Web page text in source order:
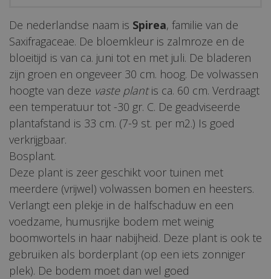
De nederlandse naam is Spirea, familie van de
Saxifragaceae. De bloemkleur is zalmroze en de
bloeitijd is van ca. juni tot en met juli. De bladeren
zijn groen en ongeveer 30 cm. hoog. De volwassen
hoogte van deze vaste plantis ca. 60 cm. Verdraagt
een temperatuur tot -30 gr. C. De geadviseerde
plantafstand is 33 cm. (7-9 st. per m2.) Is goed
verkrijgbaar.
Bosplant.
Deze plant is zeer geschikt voor tuinen met
meerdere (vrijwel) volwassen bomen en heesters.
Verlangt een plekje in de halfschaduw en een
voedzame, humusrijke bodem met weinig
boomwortels in haar nabijheid. Deze plant is ook te
gebruiken als borderplant (op een iets zonniger
plek). De bodem moet dan wel goed